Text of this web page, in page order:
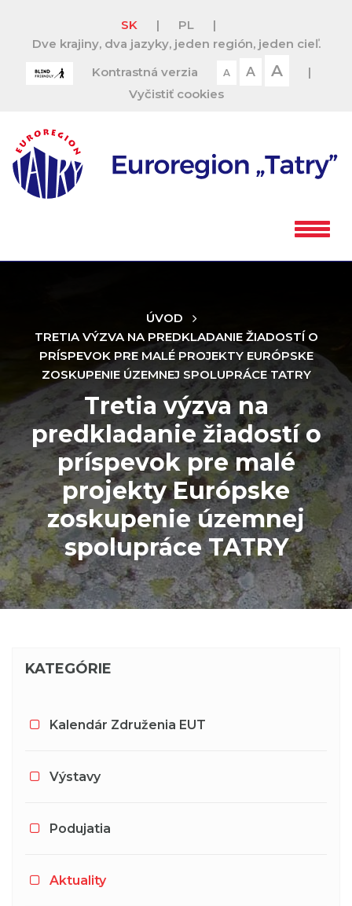
SK | PL
|
Dve krajiny, dva jazyky, jeden región, jeden cieľ.
Kontrastná verzia
A A A
|
Vyčistiť cookies
ÚVOD
TRETIA VÝZVA NA PREDKLADANIE ŽIADOSTÍ O
PRÍSPEVOK PRE MALÉ PROJEKTY EURÓPSKE
ZOSKUPENIE ÚZEMNEJ SPOLUPRÁCE TATRY
Tretia výzva na
predkladanie žiadostí o
príspevok pre malé
projekty Európske
zoskupenie územnej
spolupráce TATRY
KATEGÓRIE
Kalendár Združenia EUT
Výstavy
Podujatia
Aktuality